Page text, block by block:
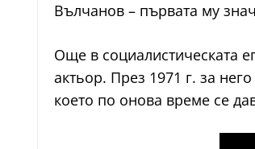
Вълчанов – първата му
Още в социалистическата
актьор. През 1971 г. за
което по онова време се